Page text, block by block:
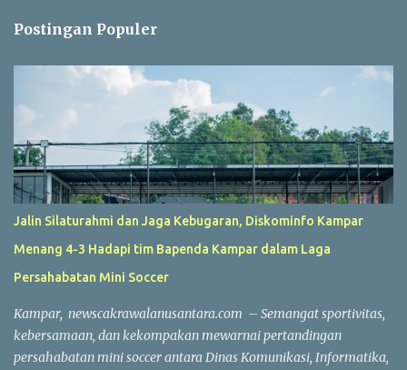
Postingan Populer
Jalin Silaturahmi dan Jaga Kebugaran, Diskominfo Kampar
Menang 4-3 Hadapi tim Bapenda Kampar dalam Laga
Persahabatan Mini Soccer
Kampar, newscakrawalanusantara.com – Semangat sportivitas,
kebersamaan, dan kekompakan mewarnai pertandingan
persahabatan mini soccer antara Dinas Komunikasi, Informatika,